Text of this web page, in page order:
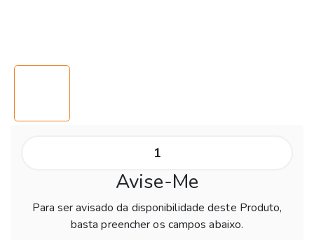
Avise-Me
Para ser avisado da disponibilidade deste Produto,
basta preencher os campos abaixo.